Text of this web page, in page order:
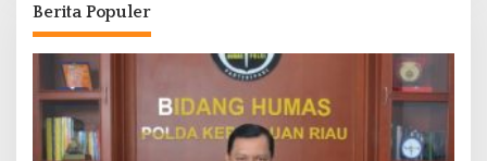
Berita Populer